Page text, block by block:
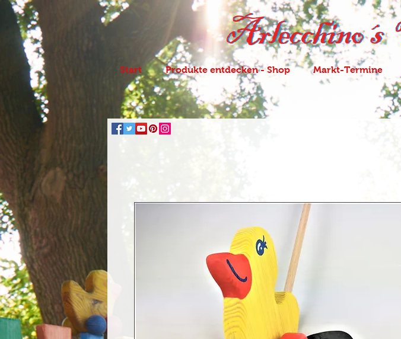
Start Produkte entdecken - Shop Markt-Termine